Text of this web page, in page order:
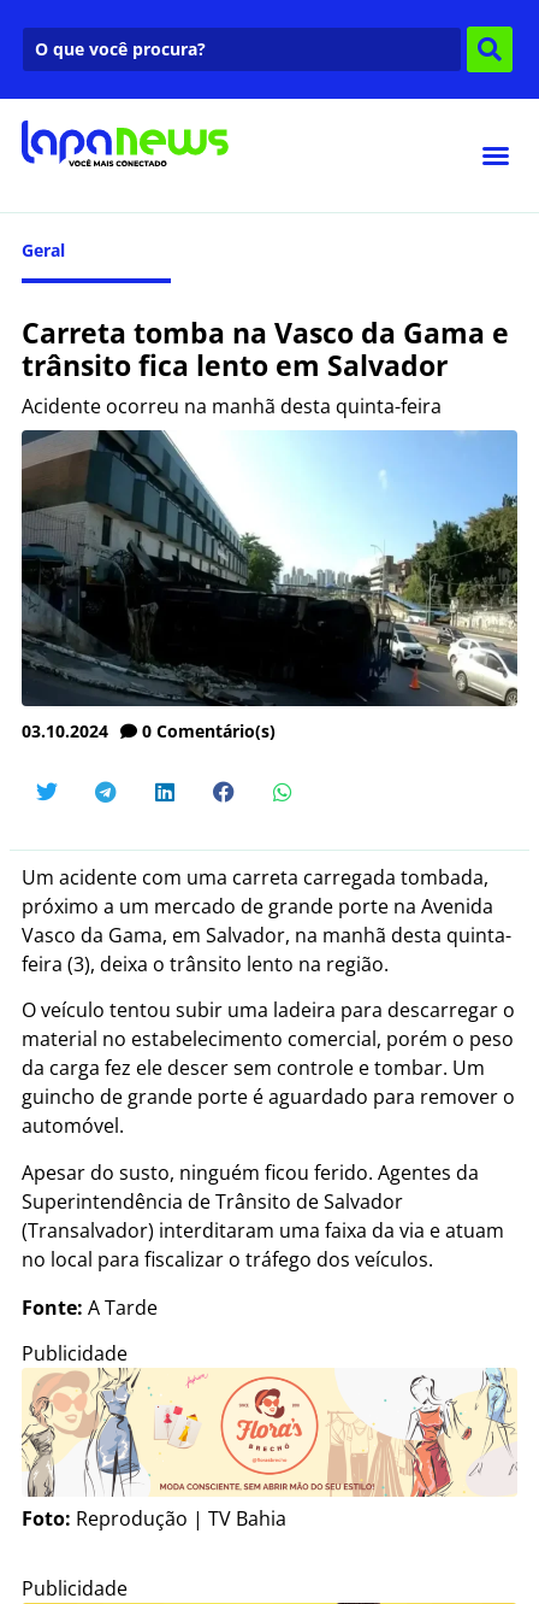
Geral
Carreta tomba na Vasco da Gama e
trânsito fica lento em Salvador
Acidente ocorreu na manhã desta quinta-feira
03.10.2024 0 Comentário(s)
Um acidente com uma carreta carregada tombada,
próximo a um mercado de grande porte na Avenida
Vasco da Gama, em Salvador, na manhã desta quinta-
feira (3), deixa o trânsito lento na região.
O veículo tentou subir uma ladeira para descarregar o
material no estabelecimento comercial, porém o peso
da carga fez ele descer sem controle e tombar. Um
guincho de grande porte é aguardado para remover o
automóvel.
Apesar do susto, ninguém ficou ferido. Agentes da
Superintendência de Trânsito de Salvador
(Transalvador) interditaram uma faixa da via e atuam
no local para fiscalizar o tráfego dos veículos.
Fonte: A Tarde
Publicidade
Foto: Reprodução | TV Bahia
Publicidade